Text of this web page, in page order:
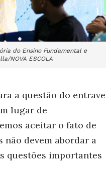
do Ensino Fundamental e
NOVA ESCOLA
a questão do entrave
lugar de
aceitar o fato de
não devem abordar a
questões importantes